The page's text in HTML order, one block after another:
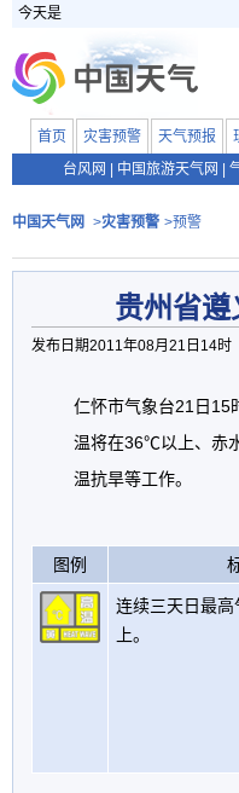
今天是
首页 灾害预警 天气预报
台风网
中国旅游天气网
中国天气网 >灾害预警 >预警
贵州省
发布日期2011年08月21日14时
仁怀市气象台21日15
温将在36℃以上、赤
温抗旱等工作。
图例
连续三天日最
上。